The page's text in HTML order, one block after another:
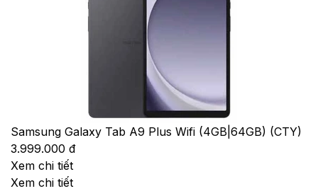
Samsung Galaxy Tab A9 Plus Wifi (4GB|64GB) (CTY)
3.999.000 đ
Xem chi tiết
Xem chi tiết